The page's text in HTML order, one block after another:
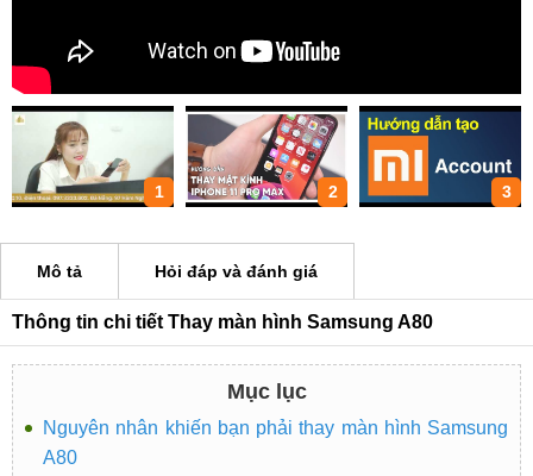
1 2 3
Mô tả Hỏi đáp và đánh giá
Thông tin chi tiết Thay màn hình Samsung A80
Mục lục
Nguyên nhân khiến bạn phải thay màn hình Samsung
A80